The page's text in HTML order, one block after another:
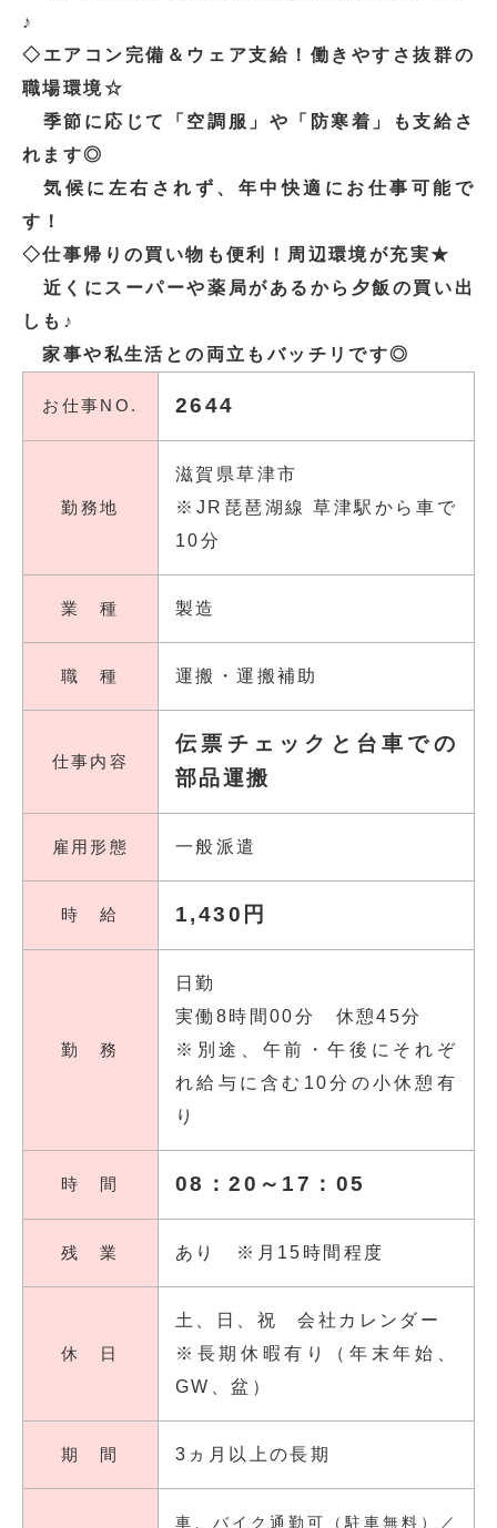
♪
◇エアコン完備＆ウェア支給！働きやすさ抜群の
職場環境☆
季節に応じて「空調服」や「防寒着」も支給さ
れます◎
気候に左右されず、年中快適にお仕事可能で
す！
◇仕事帰りの買い物も便利！周辺環境が充実★
近くにスーパーや薬局があるから夕飯の買い出
しも♪
家事や私生活との両立もバッチリです◎
お仕事NO. 2644
勤務地
滋賀県草津市
※JR琵琶湖線 草津駅から車で
10分
業 種 製造
職 種 運搬・運搬補助
仕事内容
伝票チェックと台車での
部品運搬
雇用形態 一般派遣
時 給 1,430円
勤 務
日勤
実働8時間00分 休憩45分
※別途、午前・午後にそれぞ
れ給与に含む10分の小休憩有
り
時 間 08：20～17：05
残 業 あり ※月15時間程度
休 日
土、日、祝 会社カレンダー
※長期休暇有り（年末年始、
GW、盆）
期 間 3ヵ月以上の長期
車、バイク通勤可（駐車無料）／